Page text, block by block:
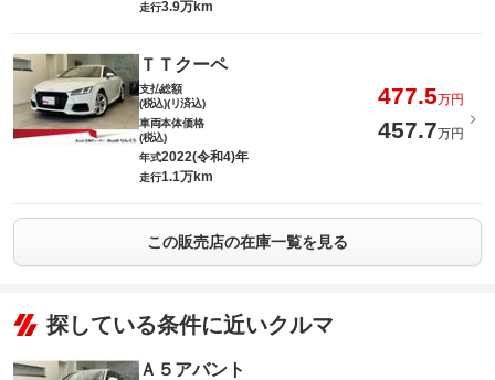
走行3.9万km
ＴＴクーペ
支払総額
(税込)(リ済込)
477.5万円
車両本体価格
(税込)
457.7万円
年式2022(令和4)年
走行1.1万km
この販売店の在庫一覧を見る
探している条件に近いクルマ
Ａ５アバント